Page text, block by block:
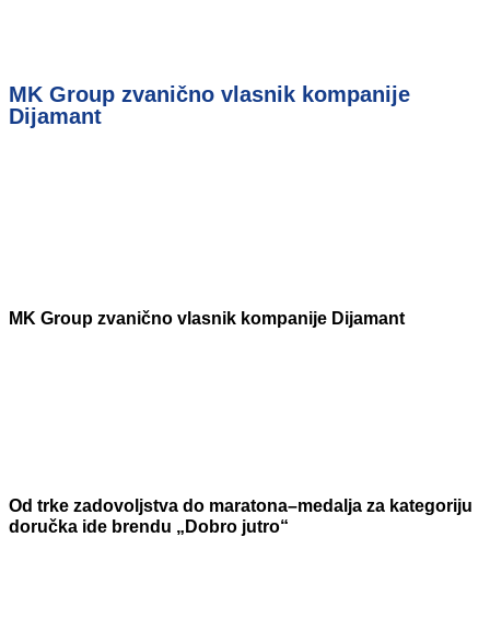
MK Group zvanično vlasnik kompanije
Dijamant
MK Group zvanično vlasnik kompanije Dijamant
Od trke zadovoljstva do maratona–medalja za kategoriju
doručka ide brendu „Dobro jutro“